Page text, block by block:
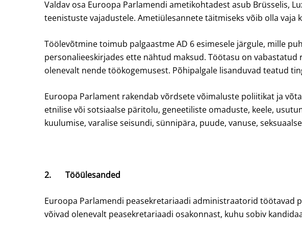
Valdav osa Euroopa Parlamendi ametikohtadest asub Brüsselis,
teenistuste vajadustele. Ametiülesannete täitmiseks võib olla
Töölevõtmine toimub palgaastme AD 6 esimesele järgule, mille
personalieeskirjades ette nähtud maksud. Töötasu on
olenevalt nende töökogemusest. Põhipalgale lisanduvad teatud
Euroopa Parlament rakendab võrdsete võimaluste poliitikat ja
etnilise või sotsiaalse päritolu, geneetiliste omaduste, keele,
kuulumise, varalise seisundi, sünnipära, puude, vanuse,
2. Tööülesanded
Euroopa Parlamendi peasekretariaadi administraatorid töötavad
võivad olenevalt peasekretariaadi osakonnast, kuhu sobiv